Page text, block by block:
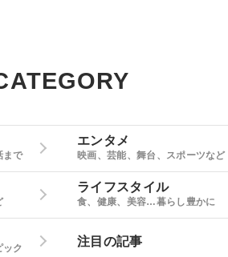
まで
エンタメ
映画、芸能、舞台、スポーツなど
ライフスタイル
食、健康、美容…暮らし豊かに
ック
注目の記事